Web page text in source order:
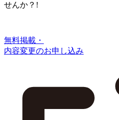
せんか？!
無料掲載・
内容変更のお申し込み